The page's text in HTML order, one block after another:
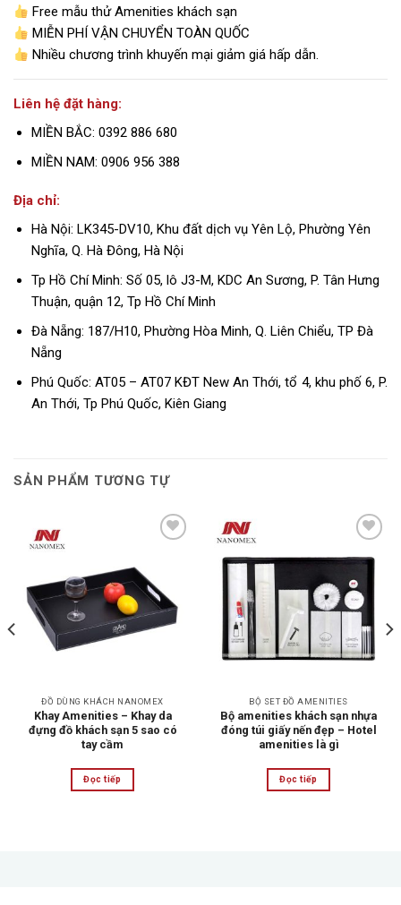
Free mẫu thử Amenities khách sạn
MIỄN PHÍ VẬN CHUYỂN TOÀN QUỐC
Nhiều chương trình khuyến mại giảm giá hấp dẫn.
Liên hệ đặt hàng:
MIỀN BẮC: 0392 886 680
MIỀN NAM: 0906 956 388
Địa chỉ:
Hà Nội: LK345-DV10, Khu đất dịch vụ Yên Lộ, Phường Yên
Nghĩa, Q. Hà Đông, Hà Nội
Tp Hồ Chí Minh: Số 05, lô J3-M, KDC An Sương, P. Tân Hưng
Thuận, quận 12, Tp Hồ Chí Minh
Đà Nẵng: 187/H10, Phường Hòa Minh, Q. Liên Chiểu, TP Đà
Nẵng
Phú Quốc: AT05 – AT07 KĐT New An Thới, tổ 4, khu phố 6, P.
An Thới, Tp Phú Quốc, Kiên Giang
SẢN PHẨM TƯƠNG TỰ
Add to
wishlist
ĐỒ DÙNG KHÁCH NANOMEX
Khay Amenities – Khay da
đựng đồ khách sạn 5 sao có
tay cầm
Đọc tiếp
Add to
wishlist
BỘ SET ĐỒ AMENITIES
Bộ amenities khách sạn nhựa
đóng túi giấy nến đẹp – Hotel
amenities là gì
Đọc tiếp